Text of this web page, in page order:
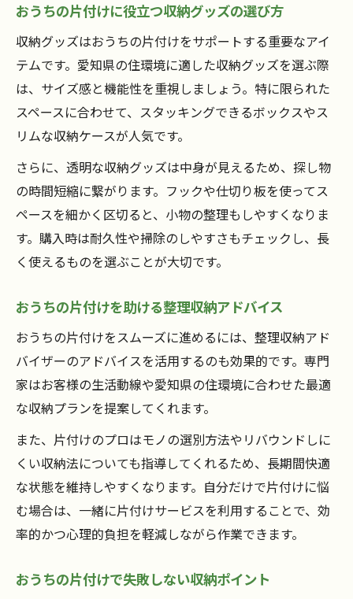
おうちの片付けに役立つ収納グッズの選び方
収納グッズはおうちの片付けをサポートする重要なアイ
テムです。愛知県の住環境に適した収納グッズを選ぶ際
は、サイズ感と機能性を重視しましょう。特に限られた
スペースに合わせて、スタッキングできるボックスやス
リムな収納ケースが人気です。
さらに、透明な収納グッズは中身が見えるため、探し物
の時間短縮に繋がります。フックや仕切り板を使ってス
ペースを細かく区切ると、小物の整理もしやすくなりま
す。購入時は耐久性や掃除のしやすさもチェックし、長
く使えるものを選ぶことが大切です。
おうちの片付けを助ける整理収納アドバイス
おうちの片付けをスムーズに進めるには、整理収納アド
バイザーのアドバイスを活用するのも効果的です。専門
家はお客様の生活動線や愛知県の住環境に合わせた最適
な収納プランを提案してくれます。
また、片付けのプロはモノの選別方法やリバウンドしに
くい収納法についても指導してくれるため、長期間快適
な状態を維持しやすくなります。自分だけで片付けに悩
む場合は、一緒に片付けサービスを利用することで、効
率的かつ心理的負担を軽減しながら作業できます。
おうちの片付けで失敗しない収納ポイント